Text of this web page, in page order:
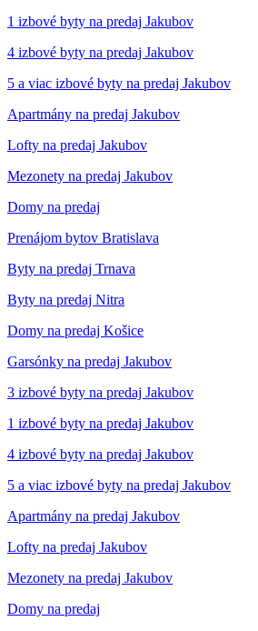
1 izbové byty na predaj Jakubov
4 izbové byty na predaj Jakubov
5 a viac izbové byty na predaj Jakubov
Apartmány na predaj Jakubov
Lofty na predaj Jakubov
Mezonety na predaj Jakubov
Domy na predaj
Prenájom bytov Bratislava
Byty na predaj Trnava
Byty na predaj Nitra
Domy na predaj Košice
Garsónky na predaj Jakubov
3 izbové byty na predaj Jakubov
1 izbové byty na predaj Jakubov
4 izbové byty na predaj Jakubov
5 a viac izbové byty na predaj Jakubov
Apartmány na predaj Jakubov
Lofty na predaj Jakubov
Mezonety na predaj Jakubov
Domy na predaj